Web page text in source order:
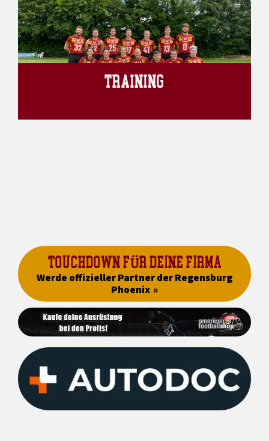
TRAINING
TOUCHDOWN FÜR DEINE FIRMA
Werde offizieller Partner der Regensburg
Phoenix